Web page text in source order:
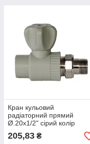
Кран кульовий
радіаторний прямий
Ø.20x1/2" сірий колір
(10/60шт) ASCO®
205,83 ₴